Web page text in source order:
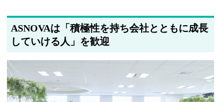
ASNOVAは「積極性を持ち会社とともに成長
していける人」を歓迎